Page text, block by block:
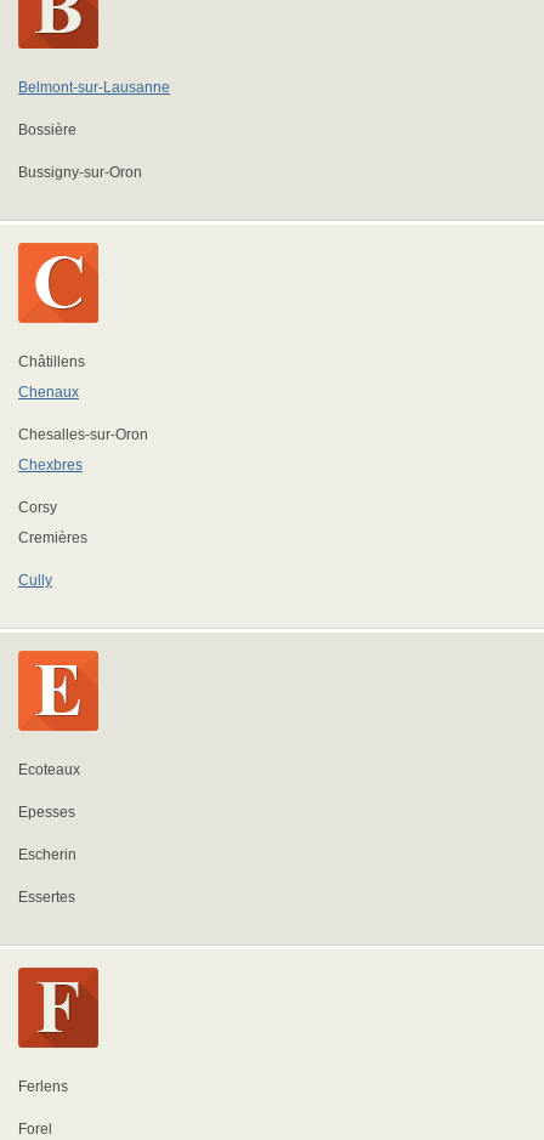
Belmont-sur-Lausanne
Bossière
Bussigny-sur-Oron
Châtillens
Chenaux
Chesalles-sur-Oron
Chexbres
Corsy
Cremières
Cully
Ecoteaux
Epesses
Escherin
Essertes
Ferlens
Forel